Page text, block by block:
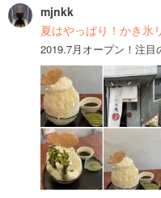
mjnkk
夏はやっぱり！かき氷
2019.7月オープン！注目